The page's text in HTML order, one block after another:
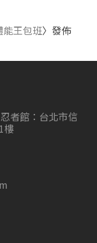
能王包班〉發佈
者館：台北市信
樓